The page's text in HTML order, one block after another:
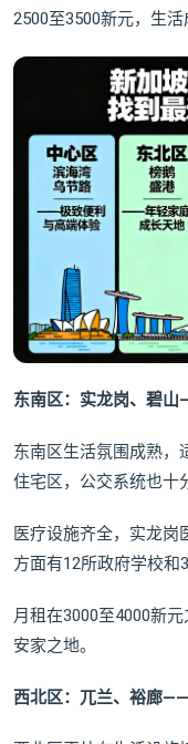
2500至3500新元，生活
东南区：实龙岗、碧
东南区生活氛围成熟，
住宅区，公交系统也十
医疗设施齐全，实龙岗
方面有12所政府学校和
月租在3000至4000新
安家之地。
西北区：兀兰、裕廊